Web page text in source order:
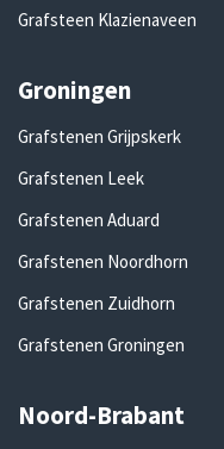
Grafsteen Klazienaveen
Groningen
Grafstenen Grijpskerk
Grafstenen Leek
Grafstenen Aduard
Grafstenen Noordhorn
Grafstenen Zuidhorn
Grafstenen Groningen
Noord-Brabant